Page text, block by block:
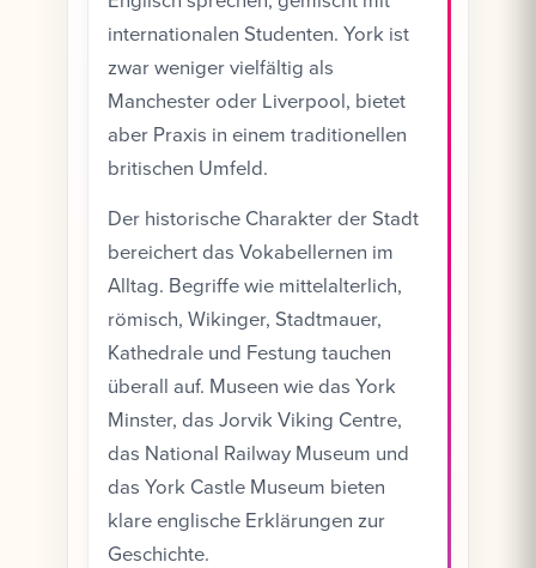
internationalen Studenten. York ist
zwar weniger vielfältig als
Manchester oder Liverpool, bietet
aber Praxis in einem traditionellen
britischen Umfeld.
Der historische Charakter der Stadt
bereichert das Vokabellernen im
Alltag. Begriffe wie mittelalterlich,
römisch, Wikinger, Stadtmauer,
Kathedrale und Festung tauchen
überall auf. Museen wie das York
Minster, das Jorvik Viking Centre,
das National Railway Museum und
das York Castle Museum bieten
klare englische Erklärungen zur
Geschichte.